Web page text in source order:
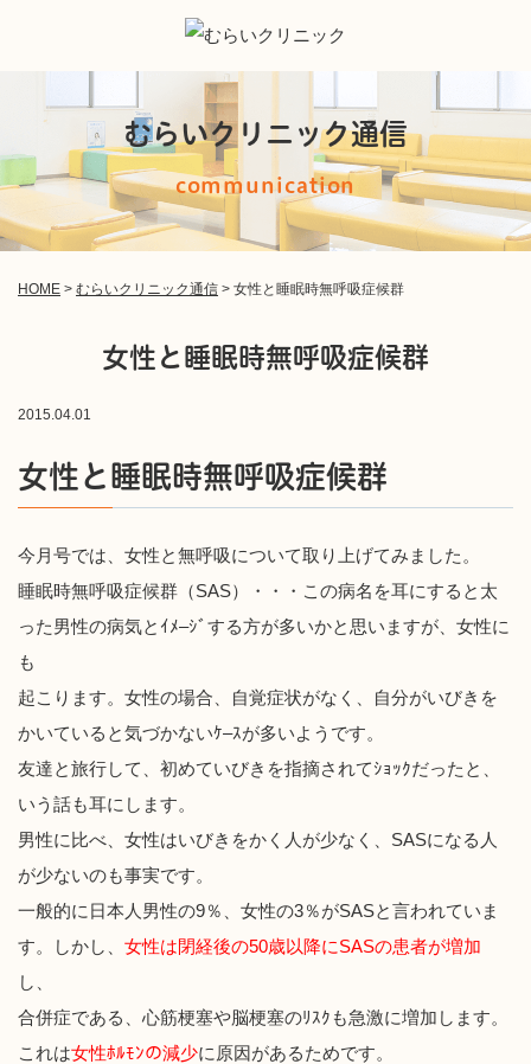
むらいクリニック通信
communication
HOME > むらいクリニック通信 > 女性と睡眠時無呼吸症候群
女性と睡眠時無呼吸症候群
2015.04.01
女性と睡眠時無呼吸症候群
今月号では、女性と無呼吸について取り上げてみました。
睡眠時無呼吸症候群（SAS）・・・この病名を耳にすると太
った男性の病気とｲﾒ–ｼﾞする方が多いかと思いますが、女性に
も
起こります。女性の場合、自覚症状がなく、自分がいびきを
かいていると気づかないｹ–ｽが多いようです。
友達と旅行して、初めていびきを指摘されてｼｮｯｸだったと、
いう話も耳にします。
男性に比べ、女性はいびきをかく人が少なく、 SASになる人
が少ないのも事実です。
一般的に日本人男性の9％、女性の3％がSASと言われていま
す。しかし、 女性は閉経後の50歳以降にSASの患者が増加
し、
合併症である、心筋梗塞や脳梗塞のﾘｽｸも急激に増加します。
これは女性ﾎﾙﾓﾝの減少に原因があるためです。